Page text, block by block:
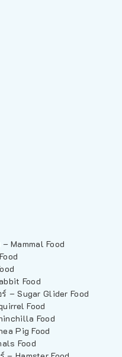
Mammal Food
Food
– Sugar Glider Food
Food
Food
Pig Food
Food